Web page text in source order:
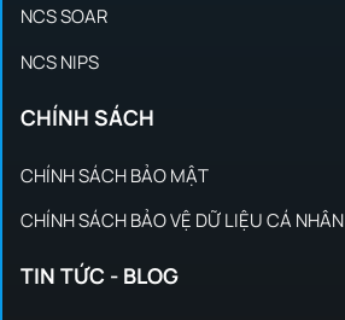
NCS SOAR
NCS NIPS
CHÍNH SÁCH
CHÍNH SÁCH BẢO MẬT
CHÍNH SÁCH BẢO VỆ DỮ LIỆU CÁ NHÂN
TIN TỨC - BLOG